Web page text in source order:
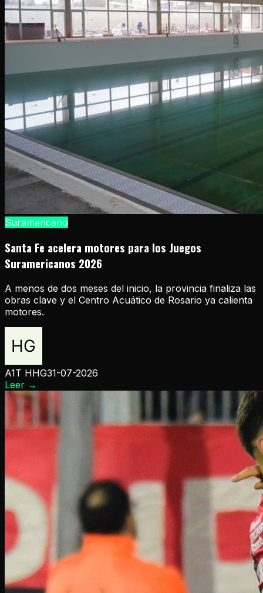
Suramericano
Santa Fe acelera motores para los Juegos
Suramericanos 2026
A menos de dos meses del inicio, la provincia finaliza las
obras clave y el Centro Acuático de Rosario ya calienta
motores.
A1T HHG31-07-2026
Leer →